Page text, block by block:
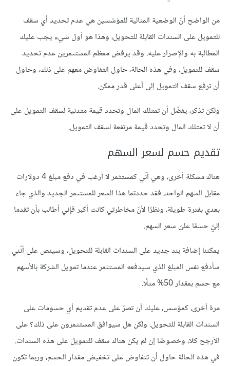
من الواضح أنّ الوضعية المثالية للمؤسّسين هي عدم تحديد أي سقف
للتمويل على السندات القابلة للتحويل، وهذا هو أول شيء يجب عليك
المطالبة به والإصرار عليه. وقد يرفض معظم المستثمرين عدم تحديد
سقف للتمويل، وفي هذه الحالة، حاول التفاوض معهم على ذلك، وحاول
أن ترفع سقف التمويل إلى أعلى قدر ممكن.
ولكن تذكر، يفضّل أن تمتلك المال وتحدد قيمة متدنية لسقف التمويل على
أن لا تمتلك المال وتحدد قيمة مرتفعة لسقف التمويل.
تقديم حسم لسعر السهم
هناك مشكلة أخرى، وهي أنّي كمستثمر لا أرغب في دفع مبلغ 4 دولارات
مقابل السهم الواحد، فقد حددتما هذا السعر للمستثمر الجديد والذي جاء
بعدي بفترة طويلة، ونظرًا لأنّ مخاطرتي كانت أكبر فإني أطالب بأن تقدما
إليَّ حسمًا علىّ سعر السهم.
يمكننا إضافة بند جديد على السندات القابلة للتحويل، وسينص على أنّني
سأدفع نفس المبلغ الذي سيدفعه المستثمر عندما تمويل الشركة بالأسهم
مع حسم بمقدار 50% مثلًا.
مرة أخرى، كمؤسس، عليك أن تصرّ على عدم تقديم أي حسومات على
السندات القابلة للتحويل. ولكن هل سيوافق المستثمرون على ذلك؟ على
الأرجح كلا، وخصوصًا إن لم يكن هناك سقف للتمويل على هذه السندات.
في هذه الحالة حاول أن تتفاوض على تخفيض مقدار الحسم، وربما تكون